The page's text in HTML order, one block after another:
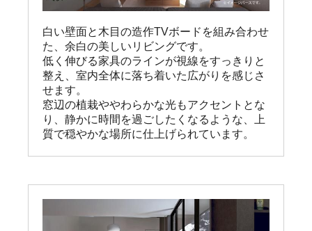
白い壁面と木目の造作TVボードを組み合わせ
た、余白の美しいリビングです。
低く伸びる家具のラインが視線をすっきりと
整え、室内全体に落ち着いた広がりを感じさ
せます。
窓辺の植栽ややわらかな光もアクセントとな
り、静かに時間を過ごしたくなるような、上
質で穏やかな場所に仕上げられています。